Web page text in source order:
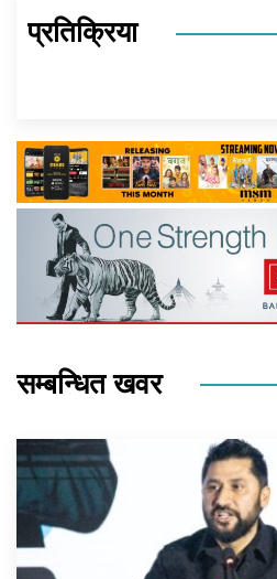
प्रतिक्रिया
सम्बन्धित खवर